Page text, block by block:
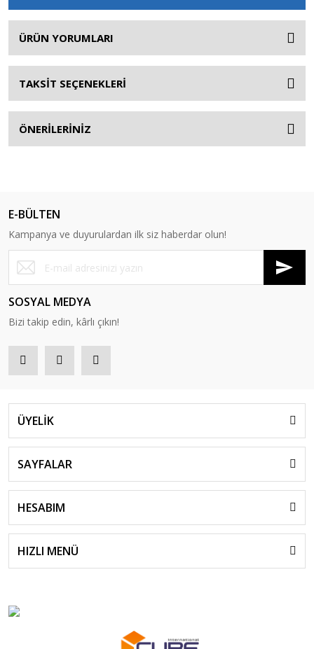
ÜRÜN YORUMLARI
TAKSİT SEÇENEKLERİ
ÖNERİLERİNİZ
E-BÜLTEN
Kampanya ve duyurulardan ilk siz haberdar olun!
SOSYAL MEDYA
Bizi takip edin, kârlı çıkın!
ÜYELİK
SAYFALAR
HESABIM
HIZLI MENÜ